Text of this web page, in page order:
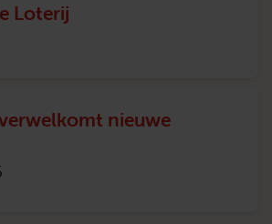
Loterij
nieuwe